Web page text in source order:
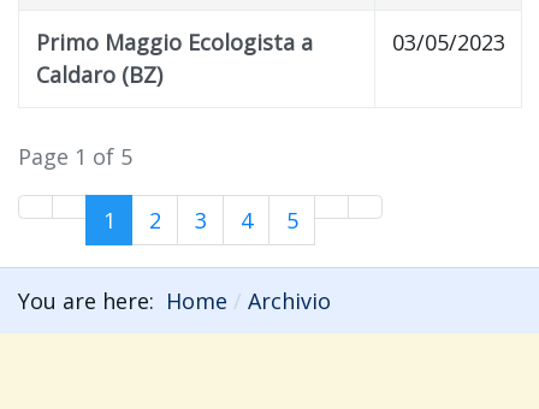
Primo Maggio Ecologista a
Caldaro (BZ)
03/05/2023
Page 1 of 5
1 2 3 4 5
You are here: Home Archivio